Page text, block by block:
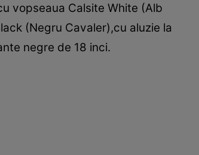
vopseaua Calsite White (Alb
(Negru Cavaler),cu aluzie la
negre de 18 inci.